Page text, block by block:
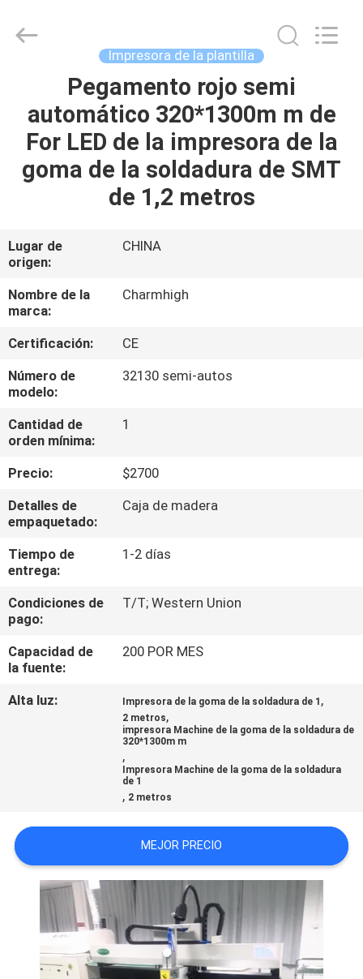
HOGAR
PRODUCTOS
LOS
SOBRE
NOSOTROS
VISITA
A
LA
FÁBRICA
CONTROL
DE
CALIDAD
CON
NOSOTROS
NOTICIAS
MAPA
SITIO
POLÍTICA
CHARMHIGH
TECHNOLOGY
Impresora de la plantilla
Pegamento rojo semi
automático 320*1300m m de
For LED de la impresora de la
goma de la soldadura de SMT
de 1,2 metros
Lugar de
origen:
CHINA
Nombre de la
marca:
Charmhigh
Certificación:
CE
Número de
modelo:
32130 semi-autos
Cantidad de
orden mínima:
1
Precio:
$2700
Detalles de
empaquetado:
Caja de madera
Tiempo de
entrega:
1-2 días
Condiciones de
pago:
T/T; Western Union
Capacidad de
la fuente:
200 POR MES
Alta luz: Impresora de la goma de la soldadura de 1 ,
2 metros,
impresora Machine de la goma de la soldadura de
320*1300m m
,
Impresora Machine de la goma de la soldadura
de 1
, 2 metros
MEJOR PRECIO